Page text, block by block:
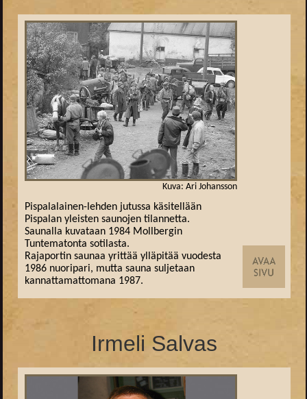
Kuva: Ari Johansson
Pispalalainen-lehden jutussa käsitellään
Pispalan yleisten saunojen tilannetta.
Saunalla kuvataan 1984 Mollbergin
Tuntematonta sotilasta.
Rajaportin saunaa yrittää ylläpitää vuodesta
1986 nuoripari, mutta sauna suljetaan
kannattamattomana 1987.
Irmeli Salvas